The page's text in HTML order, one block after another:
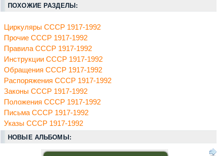
ПОХОЖИЕ РАЗДЕЛЫ:
Циркуляры СССР 1917-1992
Прочие СССР 1917-1992
Правила СССР 1917-1992
Инструкции СССР 1917-1992
Обращения СССР 1917-1992
Распоряжения СССР 1917-1992
Законы СССР 1917-1992
Положения СССР 1917-1992
Письма СССР 1917-1992
Указы СССР 1917-1992
НОВЫЕ АЛЬБОМЫ: